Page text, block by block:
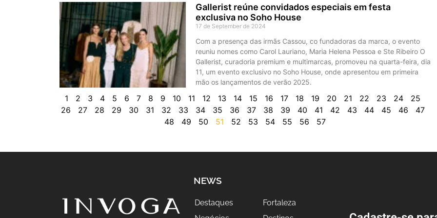
Gallerist reúne convidados especiais em festa
exclusiva no Soho House
17 de September de 2024
Com a presença das irmãs Cassou, co fundadoras da marca, o evento
reuniu nomes como Carol Lauriano, Maria Helena Pessoa e Ste Ribeiro O
Gallerist, curadoria premium e multimarcas, promoveu na quarta-feira, dia
11, um evento exclusivo no Soho House, onde apresentou em primeira
mão os lançamentos de verão 2025.
1 2 3 4 5 6 7 8 9 10 11 12 13 14 15 16 17 18 19 20 21 22 23 24
25
26
27 28 29 30 31 32 33 34 35 36 37 38 39 40 41 42 43 44 45 46
47
48
49 50 51 52 53 54 55 56 57
NEWS
Destaques
Fortaleza